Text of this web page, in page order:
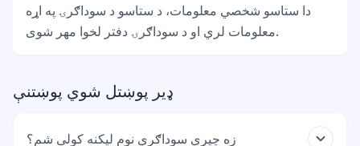
دا ستاسو شخصي معلومات، د ستاسو د سوداګرۍ په اړه
معلومات لري او د سوداګرۍ دفتر لخوا مهر شوی.
ډیر پوښتل شوي پوښتنې
زه چیرې سوداګري نوم لیکنه کولی شم؟